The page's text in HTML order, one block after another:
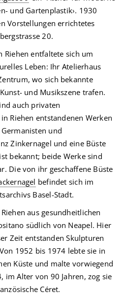
und Gartenplastik›. 1930
Vorstellungen errichtetes
20.
Riehen entfaltete sich um
Leben: Ihr Atelierhaus
wo sich bekannte
und Musikszene trafen.
auch privaten
Riehen entstandenen Werken
und
Zinkernagel und eine Büste
bekannt; beide Werke sind
Die von ihr geschaffene Büste
befindet sich im
Basel-Stadt.
aus gesundheitlichen
südlich von Neapel. Hier
Zeit entstanden Skulpturen
1952 bis 1974 lebte sie in
Küste und malte vorwiegend
im Alter von 90 Jahren, zog sie
Céret.